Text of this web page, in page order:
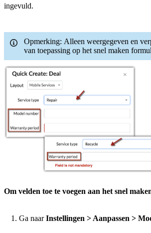
ingevuld.
Opmerking: Alleen weergegeven en
van toepassing op het snel maken
Om velden toe te voegen aan het snel
Ga naarInstellingen > Aanpassen >